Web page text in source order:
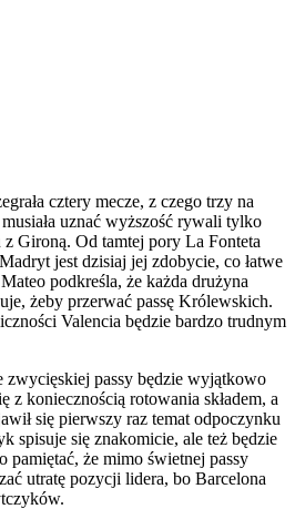
cztery mecze, z czego trzy na
uznać wyższość rywali tylko
z Gironą. Od tamtej pory La Fonteta
jest dzisiaj jej zdobycie, co łatwe
podkreśla, że każda drużyna
żeby przerwać passę Królewskich.
Valencia będzie bardzo trudnym
passy będzie wyjątkowo
z koniecznością rotowania składem, a
się pierwszy raz temat odpoczynku
spisuje się znakomicie, ale też będzie
pamiętać, że mimo świetnej passy
utratę pozycji lidera, bo Barcelona